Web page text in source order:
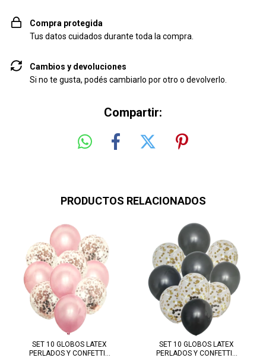
Compra protegida
Tus datos cuidados durante toda la compra.
Cambios y devoluciones
Si no te gusta, podés cambiarlo por otro o devolverlo.
Compartir:
PRODUCTOS RELACIONADOS
SET 10 GLOBOS LATEX
PERLADOS Y CONFETTI...
SET 10 GLOBOS LATEX
PERLADOS Y CONFETTI...